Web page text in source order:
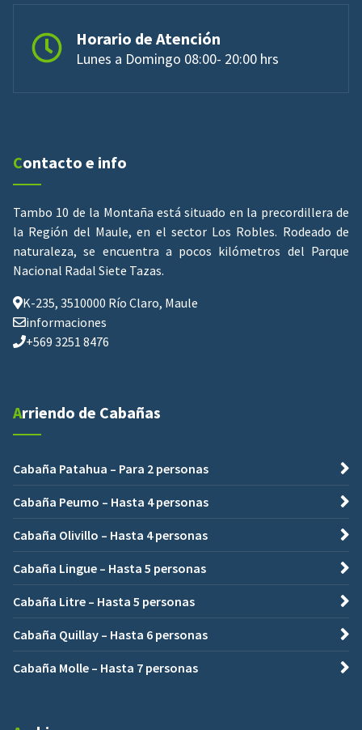
Horario de Atención
Lunes a Domingo 08:00- 20:00 hrs
Contacto e info
Tambo 10 de la Montaña está situado en la precordillera de
la Región del Maule, en el sector Los Robles. Rodeado de
naturaleza, se encuentra a pocos kilómetros del Parque
Nacional Radal Siete Tazas.
K-235, 3510000 Río Claro, Maule
informaciones
+569 3251 8476
Arriendo de Cabañas
Cabaña Patahua – Para 2 personas
Cabaña Peumo – Hasta 4 personas
Cabaña Olivillo – Hasta 4 personas
Cabaña Lingue – Hasta 5 personas
Cabaña Litre – Hasta 5 personas
Cabaña Quillay – Hasta 6 personas
Cabaña Molle – Hasta 7 personas